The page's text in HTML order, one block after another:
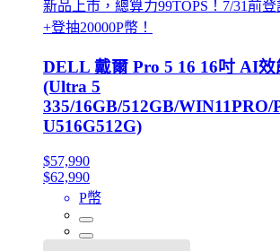
新品上市，總算力99TOPS！7/31前
+登抽20000P幣！
DELL 戴爾 Pro 5 16 16吋 AI效
(Ultra 5
335/16GB/512GB/WIN11PRO/
U516G512G)
$57,990
$62,990
P幣